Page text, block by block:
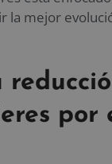
la mejor
por